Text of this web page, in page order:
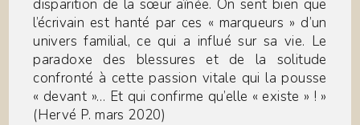
disparition de la sœur aînée. On sent bien que
l’écrivain est hanté par ces « marqueurs » d’un
univers familial, ce qui a influé sur sa vie. Le
paradoxe des blessures et de la solitude
confronté à cette passion vitale qui la pousse
« devant »… Et qui confirme qu’elle « existe » ! »
(Hervé P. mars 2020)